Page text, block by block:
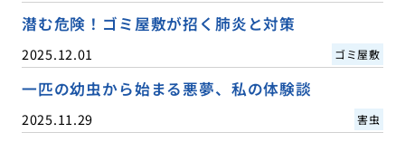
潜む危険！ゴミ屋敷が招く肺炎と対策
2025.12.01 ゴミ屋敷
一匹の幼虫から始まる悪夢、私の体験談
2025.11.29 害虫